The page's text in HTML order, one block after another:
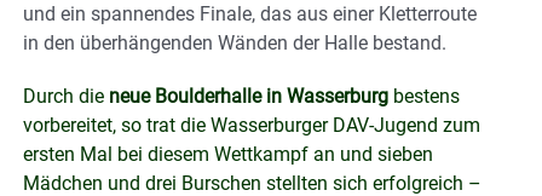
und ein spannendes Finale, das aus einer Kletterroute
in den überhängenden Wänden der Halle bestand.
Durch die neue Boulderhalle in Wasserburg bestens
vorbereitet, so trat die Wasserburger DAV-Jugend zum
ersten Mal bei diesem Wettkampf an und sieben
Mädchen und drei Burschen stellten sich erfolgreich –